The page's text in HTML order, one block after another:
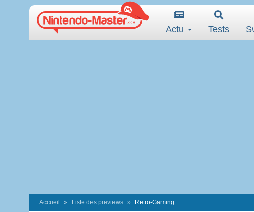
Actu Tests
Accueil Liste des previews Retro-Gaming